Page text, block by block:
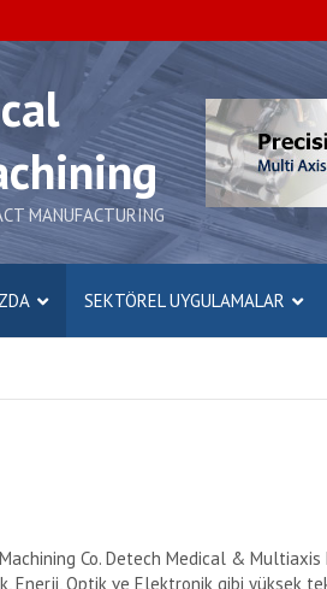
MANUFACTURING
SEKTÖREL UYGULAMALAR
Co. Detech Medical & Multiaxis
Enerji, Optik ve Elektronik gibi yüksek